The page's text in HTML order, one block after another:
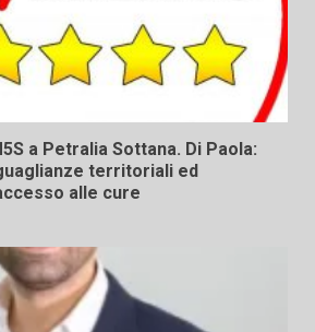
a Petralia Sottana. Di Paola:
territoriali ed
alle cure